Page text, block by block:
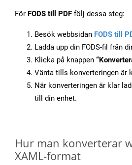
För FODS till PDF följ dessa steg:
Besök webbsidan FODS till
Ladda upp din FODS-fil från
Klicka på knappen
Vänta tills konverteringen är
När konverteringen är klar
till din enhet.
Hur man konverterar
XAML-format